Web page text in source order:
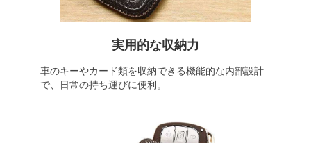
実用的な収納力
車のキーやカード類を収納できる機能的な内部設計
で、日常の持ち運びに便利。